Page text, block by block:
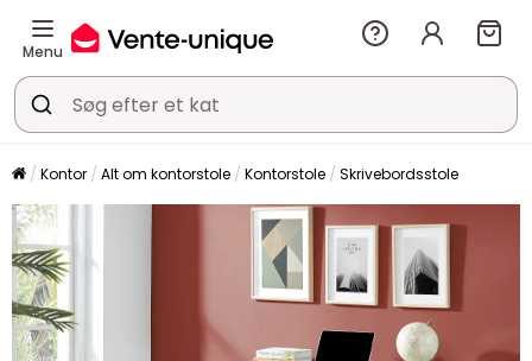
Menu
Kontor Alt om kontorstole Kontorstole Skrivebordsstole